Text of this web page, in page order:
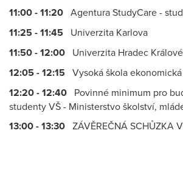
11:00 - 11:20 Agentura StudyCare -
11:25 - 11:45 Univerzita Karlova
11:50 - 12:00 Univerzita Hradec Králové
12:05 - 12:15 Vysoká škola
12:20 - 12:40 Povinné minimum pro
studenty VŠ - Ministerstvo školství,
13:00 - 13:30 ZÁVĚREČNÁ SCHŮZKA